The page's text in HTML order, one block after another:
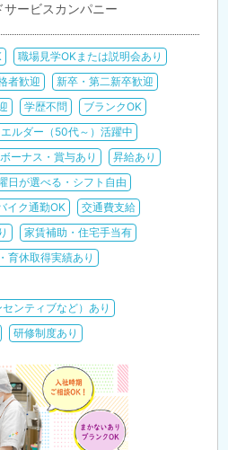
ービスカンパニー
職場見学OKまたは説明会あり
者歓迎
新卒・第二新卒歓迎
学歴不問
ブランクOK
エルダー（50代～）活躍中
ボーナス・賞与あり
昇給あり
日が選べる・シフト自由
イク通勤OK
交通費支給
家賃補助・住宅手当有
育休取得実績あり
ンティブなど）あり
研修制度あり